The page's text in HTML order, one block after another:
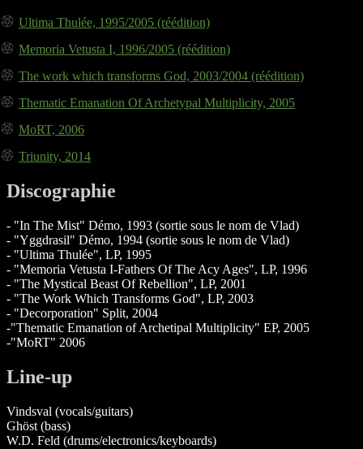
Ultima Thulée, 1995/2005 (réédition)
Memoria Vetusta I, 1996/2005 (réédition)
The work which transforms God, 2003/2004 (réédition)
Thematic Emanation Of Archetypal Multiplicity, 2005
MoRT, 2006
Triunity, 2014
Discographie
- "In The Mist" Démo, 1993 (sortie sous le nom de Vlad)
- "Yggdrasil" Démo, 1994 (sortie sous le nom de Vlad)
- "Ultima Thulée", LP, 1995
- "Memoria Vetusta I-Fathers Of The Acy Ages", LP, 1996
- "The Mystical Beast Of Rebellion", LP, 2001
- "The Work Which Transforms God", LP, 2003
- "Decorporation" Split, 2004
-"Thematic Emanation of Archetipal Multiplicity" EP, 2005
-"MoRT" 2006
Line-up
Vindsval (vocals/guitars)
Ghöst (bass)
W.D. Feld (drums/electronics/keyboards)